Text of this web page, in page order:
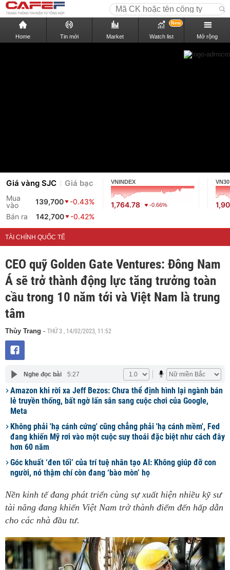
Home Tin mới Market Watch list
New
Mở rộng
Giá vàng SJC Giá bạc
Mua
vào
139,700
-0.43%
Bán ra
142,700 -0.42%
VNINDEX
1,764.78 -0.66%
VN30
TÀI CHÍNH QUỐC TẾ
CEO quỹ Golden Gate Ventures: Đông Nam
Á sẽ trở thành động lực tăng trưởng toàn
cầu trong 10 năm tới và Việt Nam là trung
tâm
Thùy Trang - THỨ 3 , 14/02/2023, 11:52
Nghe đọc bài 5:27
Amazon khi rời xa Jeff Bezos: Chưa thể định hình lại ngành bán
lẻ truyền thống, bất ngờ lấn sân sang cuộc chơi của Google,
Meta
Không phải 'hạ cánh cứng' cũng chẳng phải 'hạ cánh mềm', Fed
đang khiến Mỹ rơi vào một cuộc suy thoái đặc biệt như cách đây
hơn 60 năm
Góc khuất ‘đen tối’ của trí tuệ nhân tạo AI: Không giúp đỡ con
người, nó thậm chí còn đang ‘bào mòn’ họ
Nền kinh tế đang phát triển cùng sự xuất hiện nhiều kỹ sư
tài năng đang khiến Việt Nam trở thành điểm đến hấp dẫn
cho các nhà đầu tư.